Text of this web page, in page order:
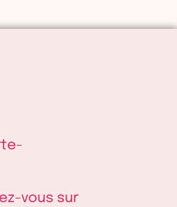
vous sur